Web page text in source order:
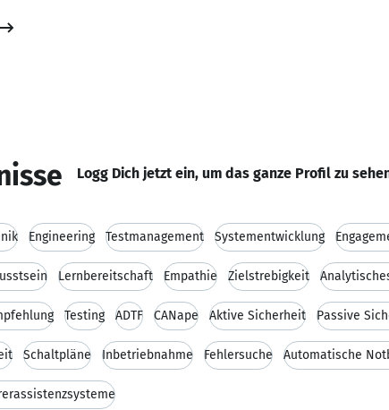
Logg Dich jetzt ein, um das ganze Profil zu
Engineering Testmanagement Systementwicklung
Lernbereitschaft Empathie Zielstrebigkeit
Testing ADTF CANape Aktive Sicherheit Passive
Schaltpläne Inbetriebnahme Fehlersuche Automatische